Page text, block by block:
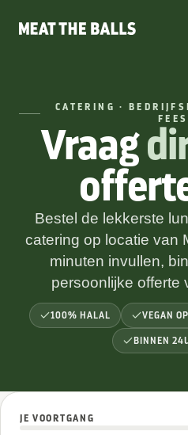
CATERING ·
Vraag
Bestel de lekkerste
catering op locatie van
minuten invullen,
persoonlijke offerte
100% HALAL VEGAN
BINNEN
JE VOORTGANG